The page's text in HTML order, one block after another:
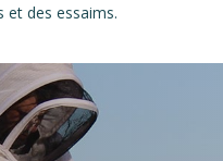
et des essaims.